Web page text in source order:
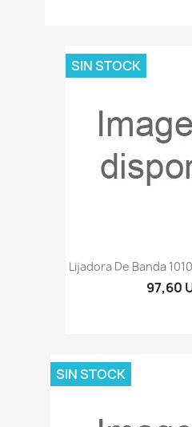
Lijadora De Banda
97,60
SIN STOCK
SIN STOCK